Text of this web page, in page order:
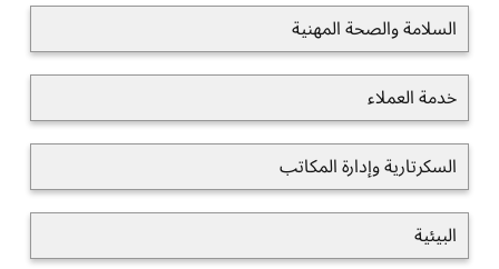
السلامة والصحة المهنية
خدمة العملاء
السكرتارية وإدارة المكاتب
البيئية